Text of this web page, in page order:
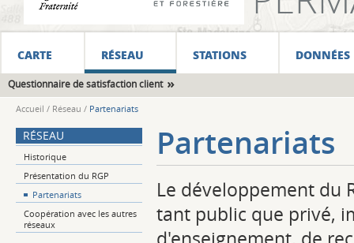
CARTE RÉSEAU STATIONS DONNÉES
Questionnaire de satisfaction client
Accueil / Réseau / Partenariats
RÉSEAU
Historique
Présentation du RGP
Partenariats
Coopération avec les autres
réseaux
Partenariats
Le développement du
tant public que privé,